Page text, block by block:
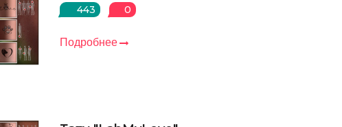
443 0
Подробнее